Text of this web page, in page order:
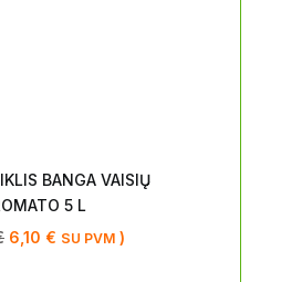
BANGA VAISIŲ
5 L
6,10 € SU PVM )